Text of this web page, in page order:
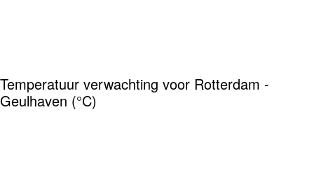
Temperatuur verwachting voor Rotterdam -
Geulhaven (°C)